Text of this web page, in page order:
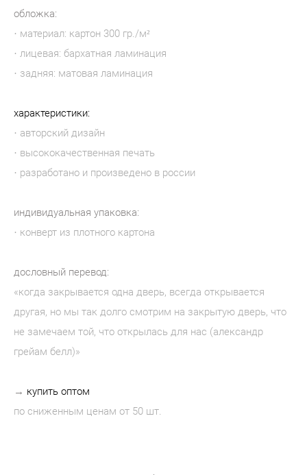
обложка:
· материал: картон 300 гр./м²
· лицевая: бархатная ламинация
· задняя: матовая ламинация
характеристики:
· авторский дизайн
· высококачественная печать
· разработано и произведено в россии
индивидуальная упаковка:
· конверт из плотного картона​
дословный перевод:
«когда закрывается одна дверь, всегда открывается
другая, но мы так долго смотрим на закрытую дверь, что
не замечаем той, что открылась для нас (александр
грейам белл)»
→ купить оптом
по сниженным ценам от 50 шт.